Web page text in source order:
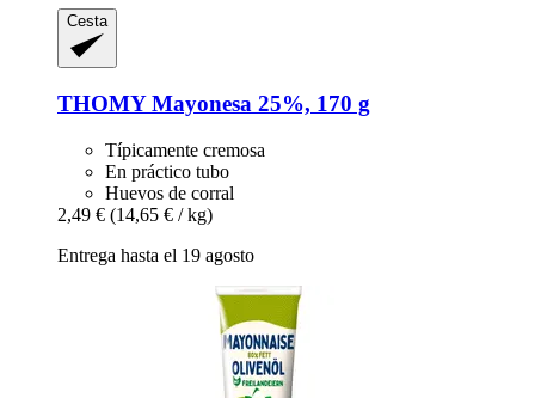
Cesta
THOMYMayonesa 25%, 170 g
Típicamente cremosa
En práctico tubo
Huevos de corral
2,49 € (14,65 € / kg)
Entrega hasta el 19 agosto